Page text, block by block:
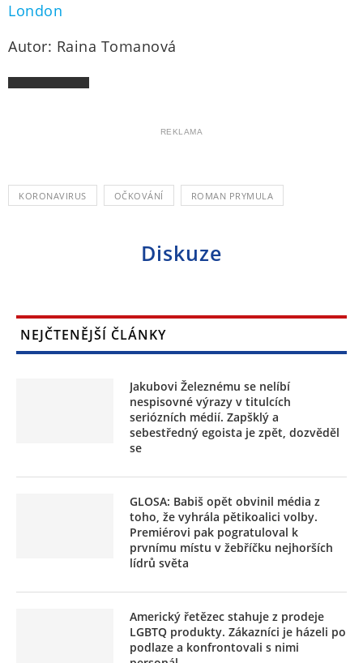
London
Autor: Raina Tomanová
REKLAMA
KORONAVIRUS OČKOVÁNÍ ROMAN PRYMULA
Diskuze
NEJČTENĚJŠÍ ČLÁNKY
Jakubovi Železnému se nelíbí
nespisovné výrazy v titulcích
seriózních médií. Zapšklý a
sebestředný egoista je zpět, dozvěděl
se
GLOSA: Babiš opět obvinil média z
toho, že vyhrála pětikoalici volby.
Premiérovi pak pogratuloval k
prvnímu místu v žebříčku nejhorších
lídrů světa
Americký řetězec stahuje z prodeje
LGBTQ produkty. Zákazníci je házeli po
podlaze a konfrontovali s nimi